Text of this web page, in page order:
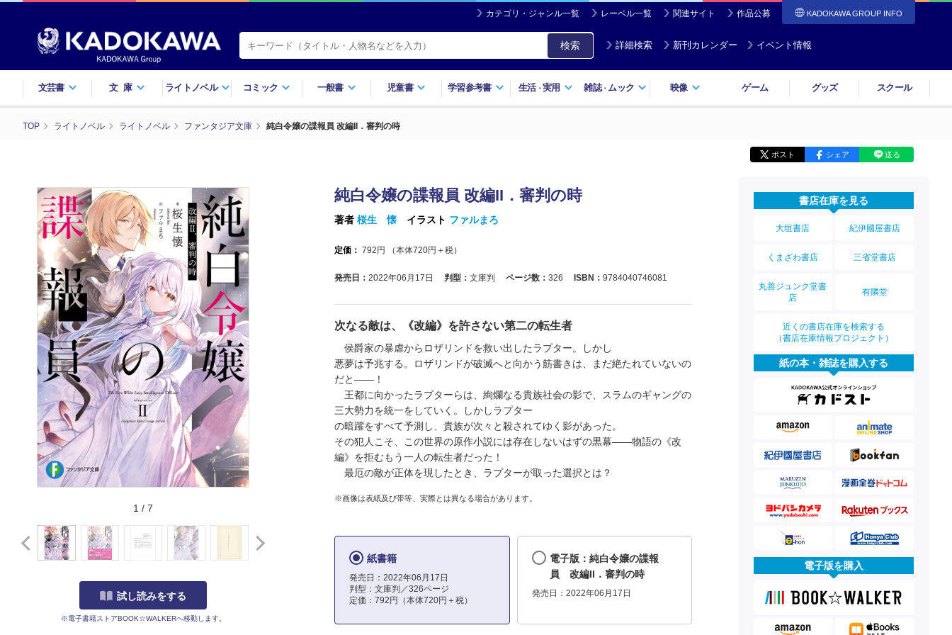
カテゴリ・ジャンル一覧 レーベル一覧 関連サイト 作品公募 KADOKAWA GROUP INFO
検索 詳細検索 新刊カレンダー イベント情報
文芸書 文庫 ライトノベル コミック 一般書 児童書 学習参考書 生活・実用 雑誌・ ムック 映像 ゲーム グッズ スクール
TOP ライトノベル ライトノベル ファンタジア文庫 純白令嬢の諜報員 改編II．審判の時
ポスト シェア 送る
1 / 7
試し読みをする
※電子書籍ストアBOOK☆WALKERへ移動します。
純白令嬢の諜報員 改編II．審判の時
著者 桜生 懐 イラスト ファルまろ
定価： 792 円 （本体720円＋税）
発売日： 2022年06月17日 判型： 文庫判 ページ数： 326 ISBN： 9784040746081
次なる敵は、《改編》を許さない第二の転生者
侯爵家の暴虐からロザリンドを救い出したラプター。しかし
悪夢は予兆する。ロザリンドが破滅へと向かう筋書きは、まだ絶たれていないの
だと――！
王都に向かったラプターらは、絢爛なる貴族社会の影で、スラムのギャングの
三大勢力を統一をしていく。しかしラプター
の暗躍をすべて予測し、貴族が次々と殺されてゆく影があった。
その犯人こそ、この世界の原作小説には存在しないはずの黒幕――物語の《改
編》を拒むもう一人の転生者だった！
最厄の敵が正体を現したとき、ラプターが取った選択とは？
※画像は表紙及び帯等、実際とは異なる場合があります。
紙書籍
発売日：2022年06月17日
判型：文庫判／326ページ
定価：792円（本体720円＋税）
電子版：純白令嬢の諜報
員 改編II．審判の時
発売日：2022年06月17日
書店在庫を見る
大垣書店 紀伊國屋書店
くまざわ書店 三省堂書店
丸善ジュンク堂書
店
有隣堂
近くの書店在庫を検索する
（書店在庫情報プロジェクト）
紙の本・雑誌を購入する
電子版を購入